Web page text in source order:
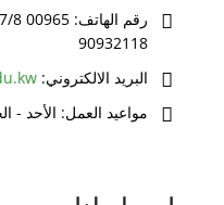
رقم الهاتف:
90932118
البريد الالكتروني:
مواعيد العمل: الأحد - الخميس